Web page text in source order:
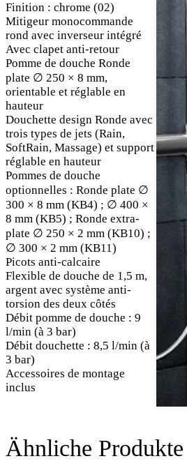
Finition : chrome (02)
Mitigeur monocommande
rond avec inverseur intégré
Avec clapet anti-retour
Pomme de douche Ronde
plate ∅ 250 × 8 mm,
orientable et réglable en
hauteur
Douchette design Ronde avec
trois types de jets (Rain,
SoftRain, Massage) et support
réglable en hauteur
Pommes de douche
optionnelles : Ronde plate ∅
300 × 8 mm (KB4) ; ∅ 400 ×
8 mm (KB5) ; Ronde extra-
plate ∅ 250 × 2 mm (KB10) ;
∅ 300 × 2 mm (KB11)
Picots anti-calcaire
Flexible de douche de 1,5 m,
argent avec système anti-
torsion des deux côtés
Débit pomme de douche : 9
l/min (à 3 bar)
Débit douchette : 8,5 l/min (à
3 bar)
Accessoires de montage
inclus
Ähnliche Produkte